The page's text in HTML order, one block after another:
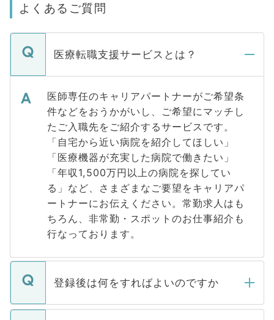
よくあるご質問
医療転職支援サービスとは？
医師専任のキャリアパートナーがご希望条
件などをおうかがいし、ご希望にマッチし
たご入職先をご紹介するサービスです。
「自宅から近い病院を紹介してほしい」
「医療機器が充実した病院で働きたい」
「年収1,500万円以上の病院を探してい
る」など、さまざまなご要望をキャリアパ
ートナーにお伝えください。常勤求人はも
ちろん、非常勤・スポットのお仕事紹介も
行なっております。
登録後は何をすればよいのですか
ご登録いただきましたら、弊社担当者がご